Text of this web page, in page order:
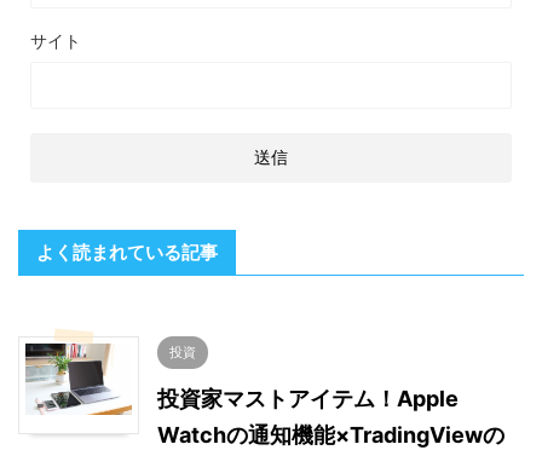
サイト
よく読まれている記事
投資
投資家マストアイテム！Apple
Watchの通知機能×TradingViewの